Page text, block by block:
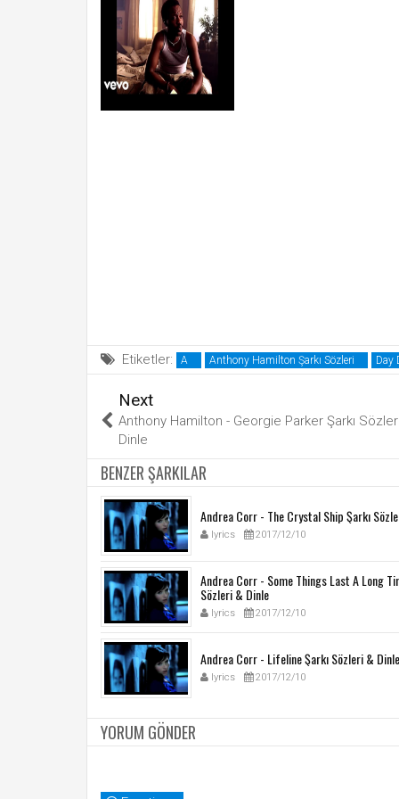
Etiketler: A Anthony Hamilton Şarkı Sözleri Day
Next
Anthony Hamilton - Georgie Parker Şarkı
Dinle
BENZER ŞARKILAR
Andrea Corr - The Crystal Ship Şarkı
lyrics 2017/12/10
Andrea Corr - Some Things Last A Long
Sözleri & Dinle
lyrics 2017/12/10
Andrea Corr - Lifeline Şarkı Sözleri & Dinle
lyrics 2017/12/10
YORUM GÖNDER